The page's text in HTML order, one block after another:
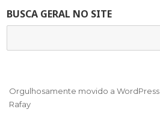
BUSCA GERAL NO SITE
Orgulhosamente movido a WordPress
Rafay